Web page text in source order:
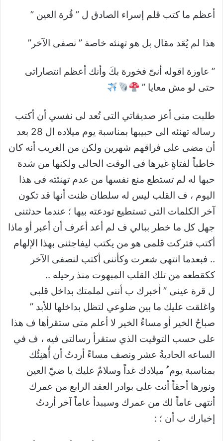
أعظم ما كتب قلم إسراء الصادق ل ” قُرة العين ”
هذا لم يُعَد مقال بل هو تهنئه خاصة ” نصفى الآخر”
” عاوزة اقوله أنىّ فخورة بكَ وأنك أعظم انتصاراتى
حتى لو مش معايا ”
طلبت منى أعز صديقاتي التى تُعد لى نفسي أن أكتب
رساله تهنئه الى حبيبها بمناسبة يوم ميلاده ال 28 بعد
أن مضى على فراقهم شهرين ولكن من الغريب أنه كان
خاطباً لفتاةٍ غيرها فى الوقت الحالى ولكنها من شدة
حبها له لم تستطع منع نفسها من عدم تهنئته فى هذا
اليوم ، ف القلب ليس له سلطان ظنت أنها قد تكون
آخر الكلمات التى تستطيع تودعته بيها ؛ عندما حدثتنى
جهل كل ما خطر ببالي ف لم أعد أعرف أن أعبر أو ماذا
أكتب فتركت قلمى هو من يكتب ليفاجئنى بهذا الإلهام
.. فبعدما انتهى شعرت وكأننى أكتب لنصفى الآخر
ككقطعه من تلك القلب المبهوت منذ رحيله ..
ل قرة عينى ” أخبرك ب أننى لملمتك بداخل قلبى
واغلقت عليك ما بين ضلوعي لتظل بداخلها للأبد ”
صباحُ الخير أو مساءُ الخير لا أعلم متى ستقرأها ف هذا
على حسب التوقيت الذي ستقرأ رسالتى فيه ، ف في
الساعه الحاديةُ عشر ونصف مساءً أردتُ أن أُهنِئُك
بمناسبة يوم ُ ميلادك غداً وسلامٌ عليك يا ضيّ العين
ونورها أحقاً أنت على بوادر العقد الرابع من عمرك
أنتهى عاماً لك من عمرك وسيبدأ عاماً آخر أردتُ
إخبارك ب أن ؛ :